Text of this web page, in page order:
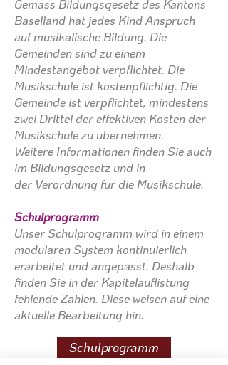
Gemäss Bildungsgesetz des Kantons
Baselland hat jedes Kind Anspruch
auf musikalische Bildung. Die
Gemeinden sind zu einem
Mindestangebot verpflichtet. Die
Musikschule ist kostenpflichtig. Die
Gemeinde ist verpflichtet, mindestens
zwei Drittel der effektiven Kosten der
Musikschule zu übernehmen.
Weitere Informationen finden Sie auch
im Bildungsgesetz und in
der Verordnung für die Musikschule.
Schulprogramm
Unser Schulprogramm wird in einem
modularen System kontinuierlich
erarbeitet und angepasst. Deshalb
finden Sie in der Kapitelauflistung
fehlende Zahlen. Diese weisen auf eine
aktuelle Bearbeitung hin.
Schulprogramm